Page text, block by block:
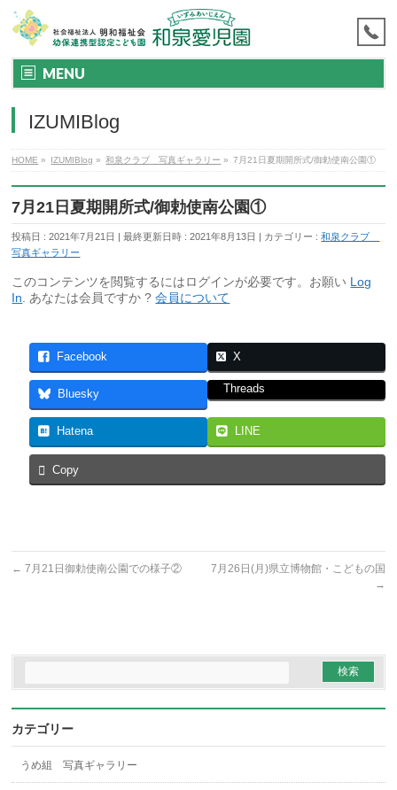
MENU
IZUMIBlog
HOME » IZUMIBlog » 和泉クラブ 写真ギャラリー » 7月21日夏期開所式/御勅使南公園①
7月21日夏期開所式/御勅使南公園①
投稿日 : 2021年7月21日 最終更新日時 : 2021年8月13日 カテゴリー :和泉クラブ
写真ギャラリー
このコンテンツを閲覧するにはログインが必要です。お願い Log
In . あなたは会員ですか ?会員について
Facebook X
Bluesky Threads
Hatena LINE
Copy
← 7月21日御勅使南公園での様子②
7月26日(月)県立博物館・こどもの国
→
カテゴリー
うめ組 写真ギャラリー